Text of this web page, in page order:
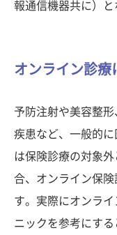
報通信機器共に）と
オンライン診療
予防注射や美容整
疾患など、一般的
は保険診療の対象
合、オンライン保
す。実際にオンラ
ニックを参考にする